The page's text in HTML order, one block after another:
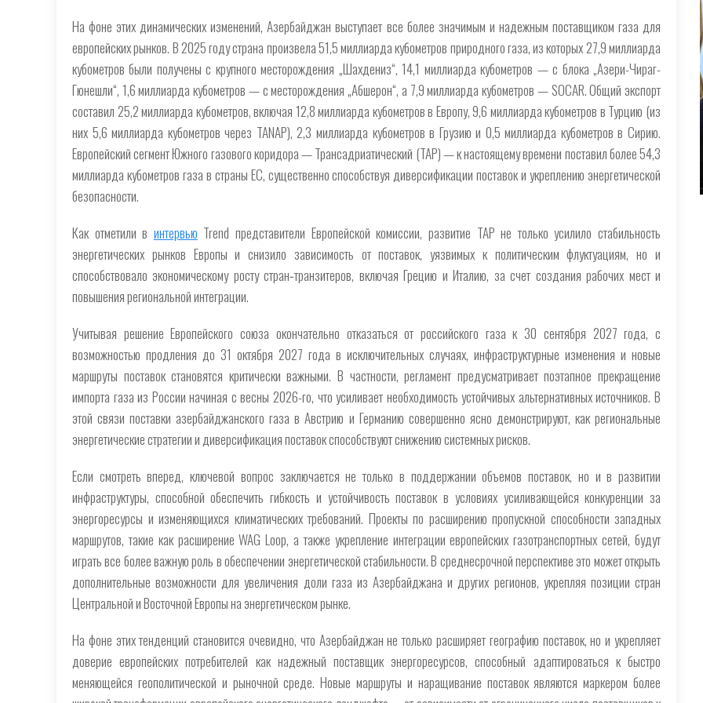
На фоне этих динамических изменений, Азербайджан выступает все более значимым и надежным поставщиком газа для
европейских рынков. В 2025 году страна произвела 51,5 миллиарда кубометров природного газа, из которых 27,9 миллиарда
кубометров были получены с крупного месторождения „Шахдениз“, 14,1 миллиарда кубометров — с блока „Азери-Чираг-
Гюнешли“, 1,6 миллиарда кубометров — с месторождения „Абшерон“, а 7,9 миллиарда кубометров — SOCAR. Общий экспорт
составил 25,2 миллиарда кубометров, включая 12,8 миллиарда кубометров в Европу, 9,6 миллиарда кубометров в Турцию (из
них 5,6 миллиарда кубометров через TANAP), 2,3 миллиарда кубометров в Грузию и 0,5 миллиарда кубометров в Сирию.
Европейский сегмент Южного газового коридора — Трансадриатический (TAP) — к настоящему времени поставил более 54,3
миллиарда кубометров газа в страны ЕС, существенно способствуя диверсификации поставок и укреплению энергетической
безопасности.
Как отметили в интервью Trend представители Европейской комиссии, развитие TAP не только усилило стабильность
энергетических рынков Европы и снизило зависимость от поставок, уязвимых к политическим флуктуациям, но и
способствовало экономическому росту стран‑транзитеров, включая Грецию и Италию, за счет создания рабочих мест и
повышения региональной интеграции.
Учитывая решение Европейского союза окончательно отказаться от российского газа к 30 сентября 2027 года, с
возможностью продления до 31 октября 2027 года в исключительных случаях, инфраструктурные изменения и новые
маршруты поставок становятся критически важными. В частности, регламент предусматривает поэтапное прекращение
импорта газа из России начиная с весны 2026-го, что усиливает необходимость устойчивых альтернативных источников. В
этой связи поставки азербайджанского газа в Австрию и Германию совершенно ясно демонстрируют, как региональные
энергетические стратегии и диверсификация поставок способствуют снижению системных рисков.
Если смотреть вперед, ключевой вопрос заключается не только в поддержании объемов поставок, но и в развитии
инфраструктуры, способной обеспечить гибкость и устойчивость поставок в условиях усиливающейся конкуренции за
энергоресурсы и изменяющихся климатических требований. Проекты по расширению пропускной способности западных
маршрутов, такие как расширение WAG Loop, а также укрепление интеграции европейских газотранспортных сетей, будут
играть все более важную роль в обеспечении энергетической стабильности. В среднесрочной перспективе это может открыть
дополнительные возможности для увеличения доли газа из Азербайджана и других регионов, укрепляя позиции стран
Центральной и Восточной Европы на энергетическом рынке.
На фоне этих тенденций становится очевидно, что Азербайджан не только расширяет географию поставок, но и укрепляет
доверие европейских потребителей как надежный поставщик энергоресурсов, способный адаптироваться к быстро
меняющейся геополитической и рыночной среде. Новые маршруты и наращивание поставок являются маркером более